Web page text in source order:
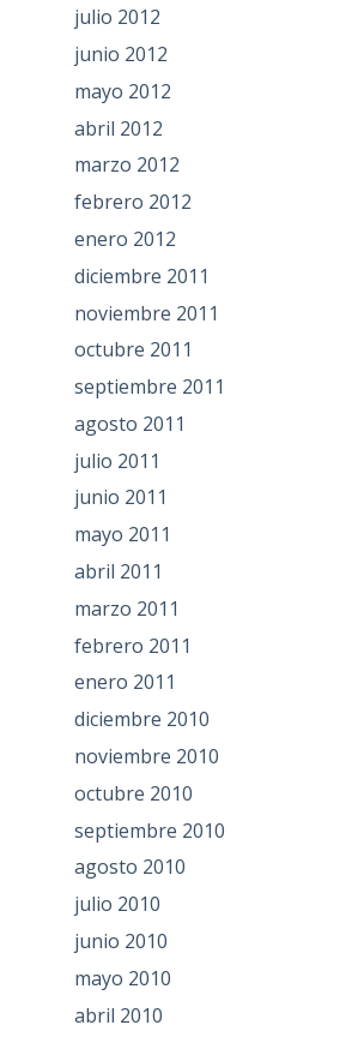
julio 2012
junio 2012
mayo 2012
abril 2012
marzo 2012
febrero 2012
enero 2012
diciembre 2011
noviembre 2011
octubre 2011
septiembre 2011
agosto 2011
julio 2011
junio 2011
mayo 2011
abril 2011
marzo 2011
febrero 2011
enero 2011
diciembre 2010
noviembre 2010
octubre 2010
septiembre 2010
agosto 2010
julio 2010
junio 2010
mayo 2010
abril 2010